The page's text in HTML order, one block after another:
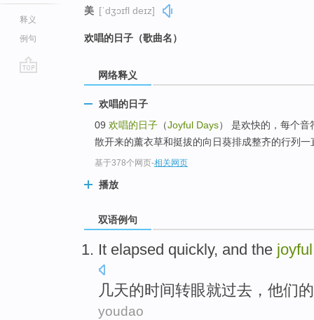
释义
例句
美 [ˈdʒɔɪfl deɪz]
欢唱的日子（歌曲名）
网络释义
欢唱的日子
09 欢唱的日子 （Joyful Days） 是欢快的，每个
散开来的薰衣草和挺拔的向日葵排成整齐的行列
基于378个网页-相关网页
播放
双语例句
It elapsed quickly, and the
几天的时间转眼就过去，他们
youdao